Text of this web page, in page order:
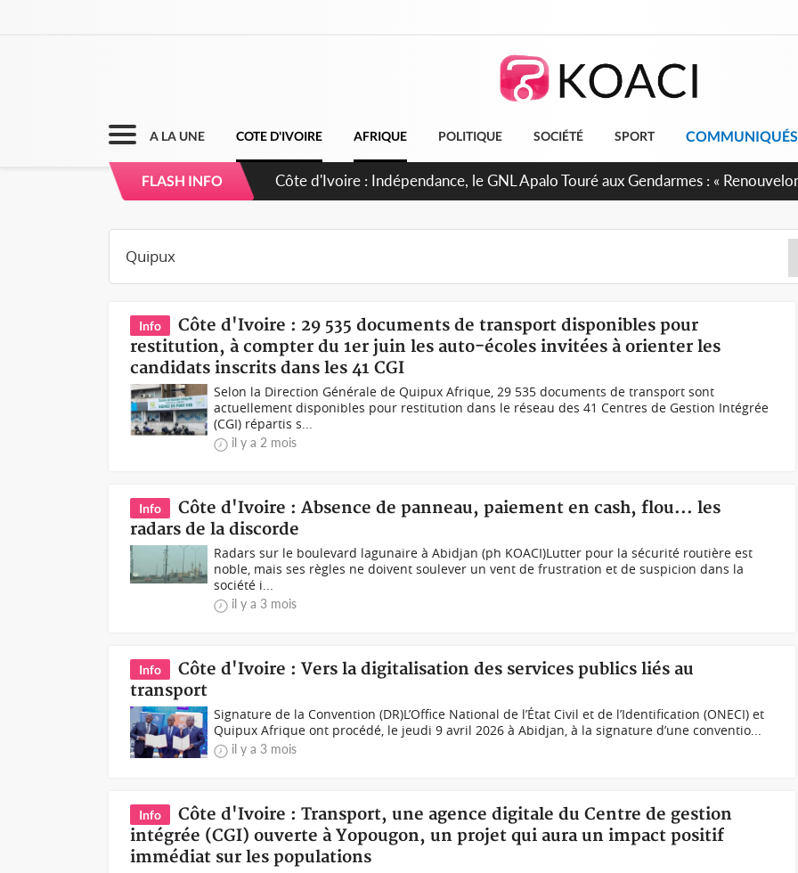
A LA UNE COTE D'IVOIRE AFRIQUE POLITIQUE SOCIÉTÉ SPORT COMMUNIQUÉS
FLASH INFO
Info
Côte d'Ivoire : 29 535 documents de transport disponibles pour
restitution, à compter du 1er juin les auto-écoles invitées à orienter les
candidats inscrits dans les 41 CGI
Selon la Direction Générale de Quipux Afrique, 29 535 documents de transport sont
actuellement disponibles pour restitution dans le réseau des 41 Centres de Gestion Intégrée
(CGI) répartis s...
il y a 2 mois
Info
Côte d'Ivoire : Absence de panneau, paiement en cash, flou... les
radars de la discorde
Radars sur le boulevard lagunaire à Abidjan (ph KOACI)Lutter pour la sécurité routière est
noble, mais ses règles ne doivent soulever un vent de frustration et de suspicion dans la
société i...
il y a 3 mois
Info
Côte d'Ivoire : Vers la digitalisation des services publics liés au
transport
Signature de la Convention (DR)L’Office National de l’État Civil et de l’Identification (ONECI) et
Quipux Afrique ont procédé, le jeudi 9 avril 2026 à Abidjan, à la signature d’une conventio...
il y a 3 mois
Info
Côte d'Ivoire : Transport, une agence digitale du Centre de gestion
intégrée (CGI) ouverte à Yopougon, un projet qui aura un impact positif
immédiat sur les populations